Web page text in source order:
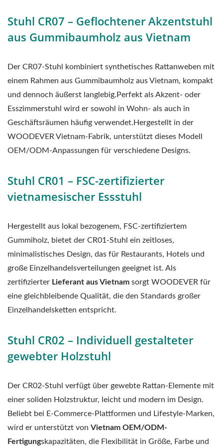
Stuhl CR07 – Geflochtener Akzentstuhl
aus Gummibaumholz aus Vietnam
Der CR07-Stuhl kombiniert synthetisches Rattanweben mit
einem Rahmen aus Gummibaumholz aus Vietnam, kompakt
und dennoch äußerst langlebig.Perfekt als Akzent- oder
Esszimmerstuhl wird er sowohl in Wohn- als auch in
Geschäftsräumen häufig verwendet.Hergestellt in der
WOODEVER Vietnam-Fabrik, unterstützt dieses Modell
OEM/ODM-Anpassungen für verschiedene Designs.
Stuhl CR01 – FSC-zertifizierter
vietnamesischer Essstuhl
Hergestellt aus lokal bezogenem, FSC-zertifiziertem
Gummiholz, bietet der CR01-Stuhl ein zeitloses,
minimalistisches Design, das für Restaurants, Hotels und
große Einzelhandelsverteilungen geeignet ist. Als
zertifizierter Lieferant aus Vietnam sorgt WOODEVER für
eine gleichbleibende Qualität, die den Standards großer
Einzelhandelsketten entspricht.
Stuhl CR02 – Individuell gestalteter
gewebter Holzstuhl
Der CR02-Stuhl verfügt über gewebte Rattan-Elemente mit
einer soliden Holzstruktur, leicht und modern im Design.
Beliebt bei E-Commerce-Plattformen und Lifestyle-Marken,
wird er unterstützt von Vietnam OEM/ODM-
Fertigungskapazitäten, die Flexibilität in Größe, Farbe und